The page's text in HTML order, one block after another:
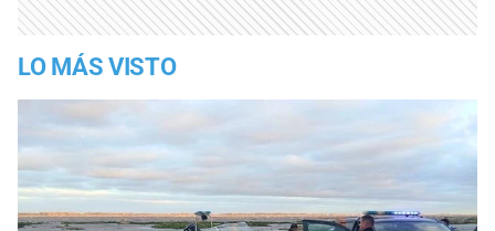
LO MÁS VISTO